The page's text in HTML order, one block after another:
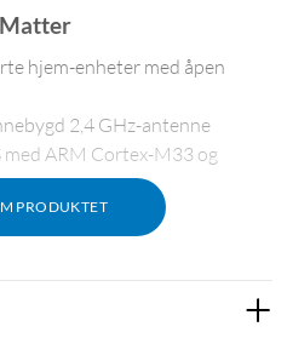
PRODUKTET
hjem-enheter med åpen
2,4 GHz-antenne
ARM Cortex-M33 og